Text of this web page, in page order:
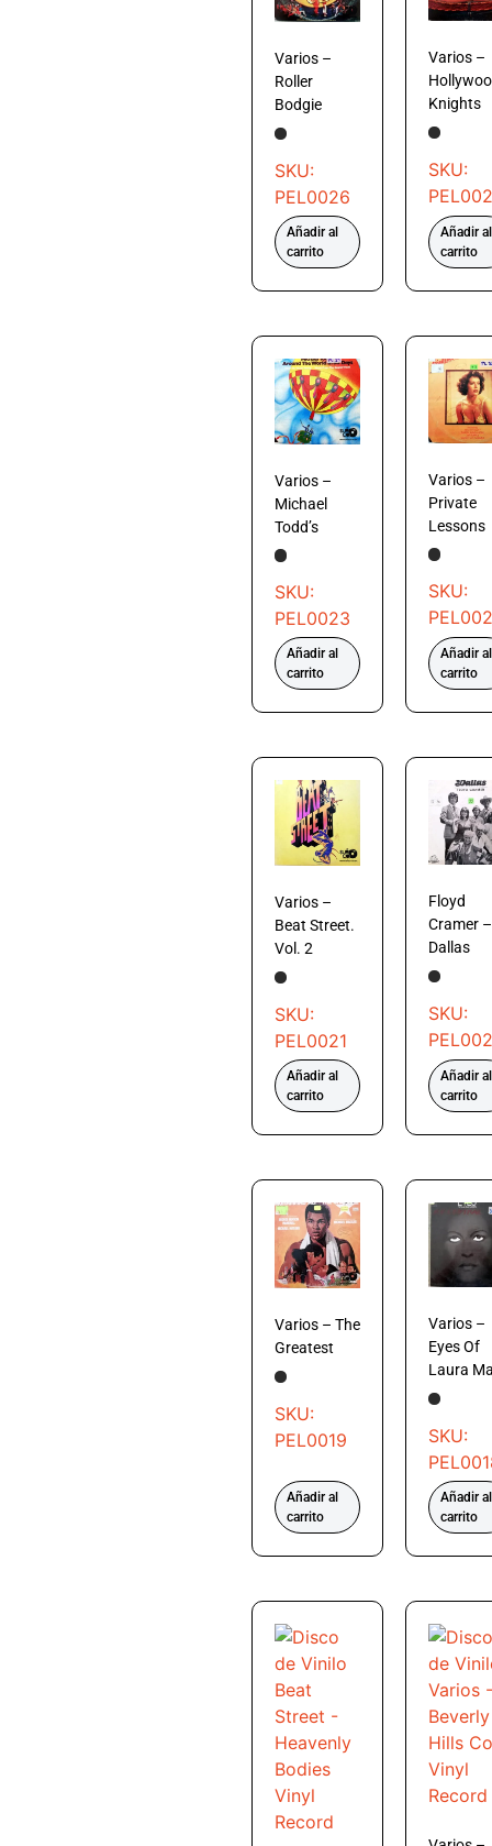
Varios –
Roller
Bodgie
SKU:
PEL0026
Añadir al
carrito
Varios –
Knights
SKU:
Añadir al
carrito
Varios –
Michael
Todd’s
SKU:
PEL0023
Añadir al
carrito
Varios –
Private
Lessons
SKU:
Añadir al
carrito
Varios –
Beat Street.
Vol. 2
SKU:
PEL0021
Añadir al
carrito
Floyd
Cramer –
Dallas
SKU:
Añadir al
carrito
Varios – The
Greatest
SKU:
PEL0019
Añadir al
carrito
Varios –
Eyes Of
Laura
SKU:
Añadir al
carrito